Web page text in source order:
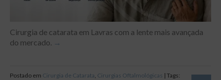
Cirurgia de catarata em Lavras com a lente mais avançada
do mercado.
Postado em Cirurgia de Catarata, Cirurgias Oftalmológicas | Tags: